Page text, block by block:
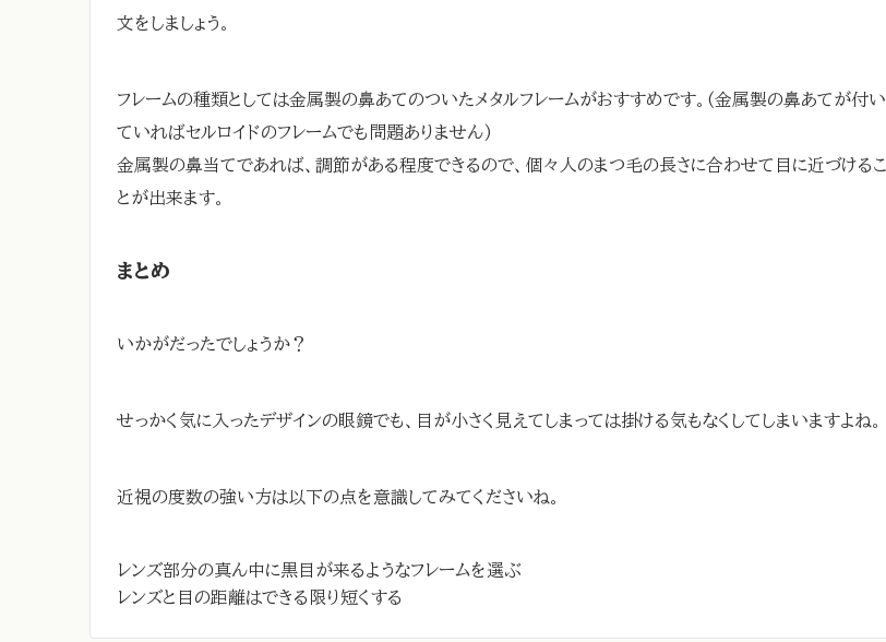
文をしましょう。
フレームの種類としては金属製の鼻あてのついたメタルフレームがおすすめです。(金属製の鼻あてが付い
ていればセルロイドのフレームでも問題ありません)
金属製の鼻当てであれば、調節がある程度できるので、個々人のまつ毛の長さに合わせて目に近づけるこ
とが出来ます。
まとめ
いかがだったでしょうか？
せっかく気に入ったデザインの眼鏡でも、目が小さく見えてしまっては掛ける気もなくしてしまいますよね。
近視の度数の強い方は以下の点を意識してみてくださいね。
レンズ部分の真ん中に黒目が来るようなフレームを選ぶ
レンズと目の距離はできる限り短くする